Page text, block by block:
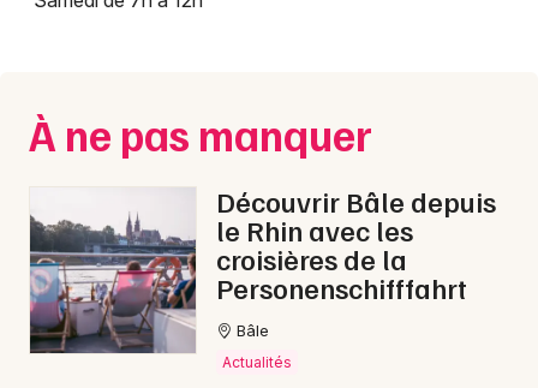
68 - Haut-Rhin
Choisir mes départements
Mon email
À ne pas manquer
Découvrir Bâle depuis
le Rhin avec les
croisières de la
Personenschifffahrt
Bâle
Actualités